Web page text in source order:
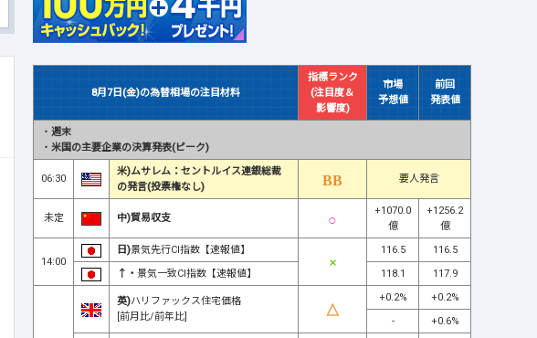
8月7日(金)の為替相場の注目材料
指標ランク
(注目度＆
影響度)
市場
予想値
前回
発表値
・ 週末
・ 米国の主要企業の決算発表(ピーク)
06:30
米)ムサレム：セントルイス連銀総裁
の発言(投票権なし)
要人発言
未定 中)貿易収支
+1070.0
億
+1256.2
億
14:00
日)景気先行CI指数【速報値】 116.5
116.5
↑・ 景気一致CI指数【速報値】 118.1 117.9
英)ハリファックス住宅価格
[前月比/前年比]
+0.2%
+0.2%
-
+0.6%